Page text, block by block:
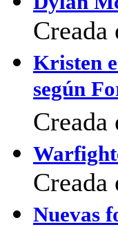
Kristen
según
Nuevas